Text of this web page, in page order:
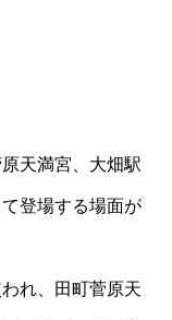
天満宮、大畑駅
登場する場面が
れ、田町菅原天